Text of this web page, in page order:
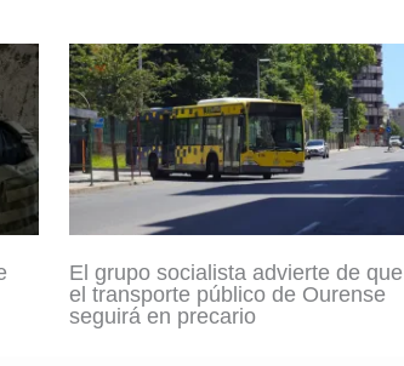
El grupo socialista advierte de que
el transporte público de Ourense
seguirá en precario